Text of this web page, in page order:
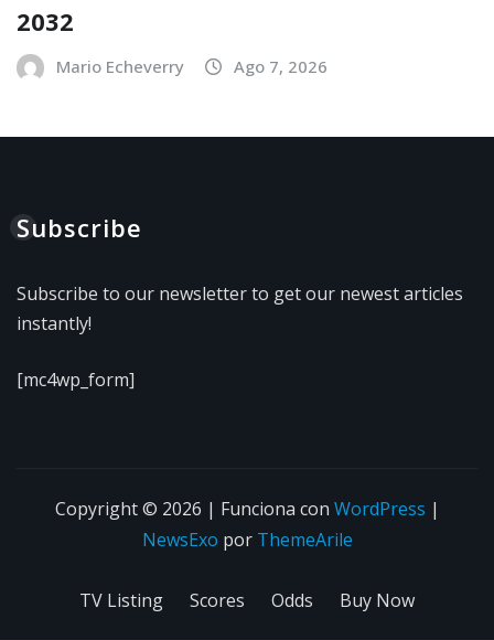
2032
Mario Echeverry Ago 7, 2026
Subscribe
Subscribe to our newsletter to get our newest articles
instantly!
[mc4wp_form]
Copyright © 2026 | Funciona con WordPress |
NewsExo por ThemeArile
TV Listing Scores Odds Buy Now